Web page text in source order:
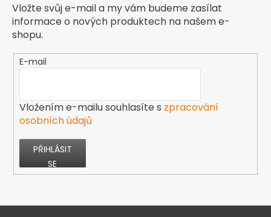
Vložte svůj e-mail a my vám budeme zasílat
informace o nových produktech na našem e-
shopu.
E-mail
Vložením e-mailu souhlasíte s zpracování
osobních údajů
PŘIHLÁSIT
SE